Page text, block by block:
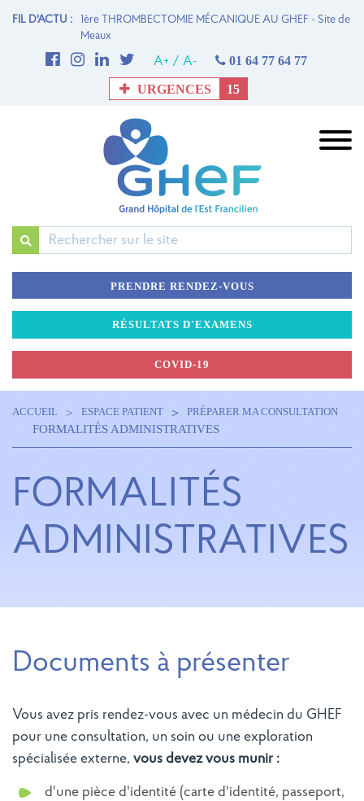
FIL D'ACTU :
FERTILITÉ
1ère THROMBECTOMIE MÉCANIQUE AU GHEF - Site de
Meaux
A+ / A- 01 64 77 64 77
URGENCES 15
PRENDRE RENDEZ-VOUS
RÉSULTATS D'EXAMENS
COVID-19
Navigation
principale
Fil
d'Ariane
ACCUEIL ESPACE PATIENT PRÉPARER MA CONSULTATION
FORMALITÉS ADMINISTRATIVES
FORMALITÉS
ADMINISTRATIVES
Documents à présenter
Vous avez pris rendez-vous avec un médecin du GHEF
pour une consultation, un soin ou une exploration
spécialisée externe, vous devez vous munir :
d'une pièce d'identité (carte d'identité, passeport,